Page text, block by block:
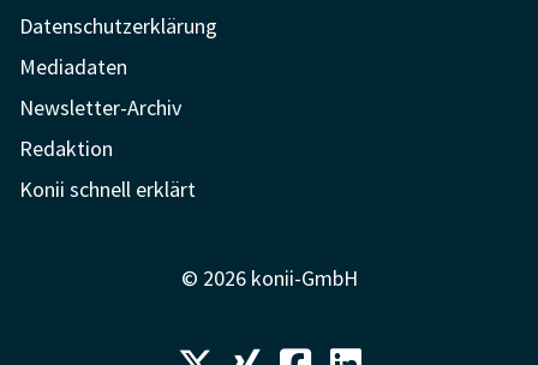
Datenschutzerklärung
Mediadaten
Newsletter-Archiv
Redaktion
Konii schnell erklärt
© 2026 konii-GmbH